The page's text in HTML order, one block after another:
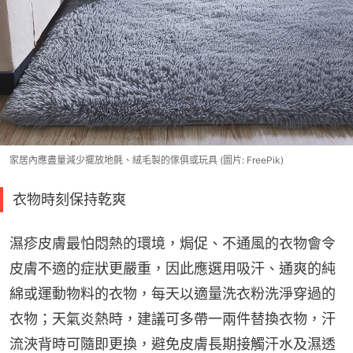
家居內應盡量減少擺放地氈、絨毛製的傢俱或玩具 (圖片: FreePik)
衣物時刻保持乾爽
濕疹皮膚最怕悶熱的環境，焗促、不通風的衣物會令
皮膚不適的症狀更嚴重，因此應選用吸汗、通爽的純
綿或運動物料的衣物，每天以適量洗衣粉洗淨穿過的
衣物；天氣炎熱時，建議可多帶一兩件替換衣物，汗
流浹背時可隨即更換，避免皮膚長期接觸汗水及濕透